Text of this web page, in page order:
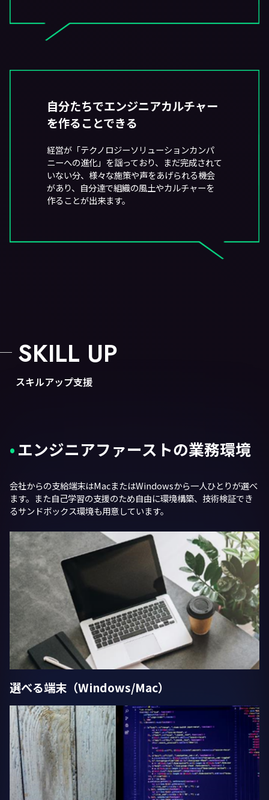
自分たちでエンジニアカルチャー
を作ることできる
経営が「テクノロジーソリューションカンパ
ニーへの進化」を謡っており、まだ完成されて
いない分、様々な施策や声をあげられる機会
があり、自分達で組織の風土やカルチャーを
作ることが出来ます。
SKILL UP
スキルアップ支援
エンジニアファーストの業務環境
会社からの支給端末はMacまたはWindowsから一人ひとりが選べ
ます。また自己学習の支援のため自由に環境構築、技術検証でき
るサンドボックス環境も用意しています。
選べる端末（Windows/Mac）